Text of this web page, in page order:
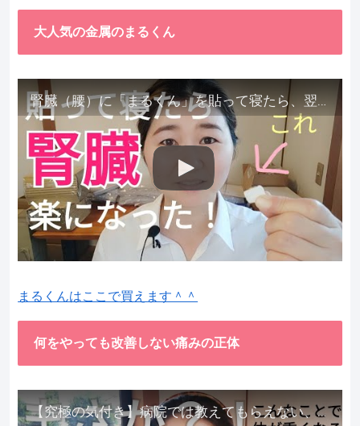
大人気の金属のまるくん
腎臓（腰）に「まるくん」を貼って寝たら、翌朝めちゃ楽でびっくりしました。腎臓叩いても痛くない！【お客様の声を試してみた】
まるくんはここで買えます＾＾
何をやっても改善しない痛みの正体
【究極の気付き】病院では教えてもらえない、その長年悩んできた痛み、症状、どうして治らないのか？痛みの正体、実際に今すぐ試して知ってほしい。